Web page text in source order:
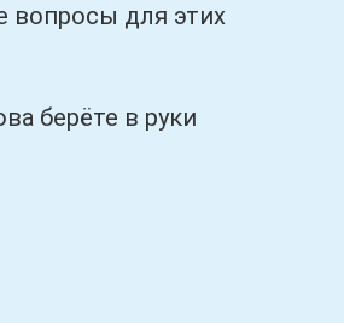
вопросы для этих
берёте в руки